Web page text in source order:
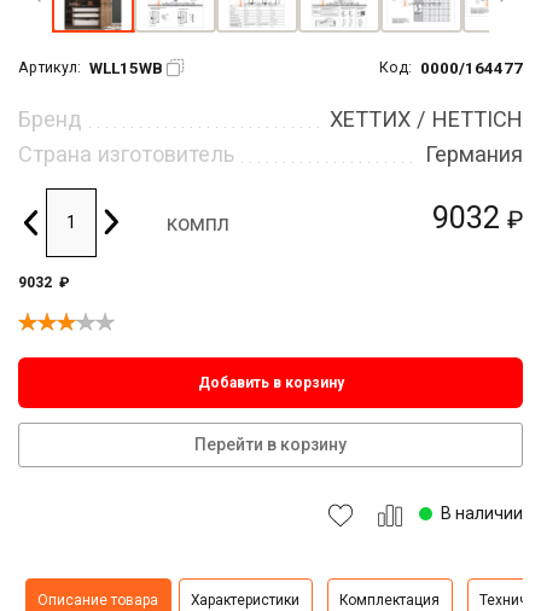
Артикул: WLL15WB Код: 0000/164477
9032 ₽
Бренд
ХЕТТИХ / HETTICH
Страна изготовитель
Германия
компл
9032 ₽
Добавить в корзину
Перейти в корзину
В наличии
Описание товара Характеристики Комплектация